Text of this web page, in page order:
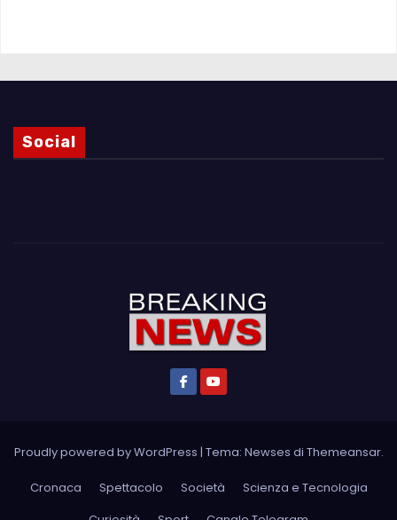
Social
Proudly powered by WordPress | Tema: Newses di Themeansar.
Cronaca Spettacolo Società
Scienza e Tecnologia